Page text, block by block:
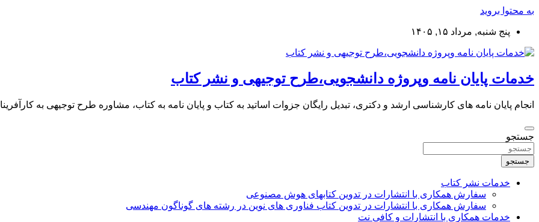
به محتوا بروید
پنج شنبه, مرداد ۱۵, ۱۴۰۵
خدمات پایان نامه وپروژه دانشجویی،طرح توجیهی و نشر کتاب
انجام پایان نامه های کارشناسی ارشد و دکتری، تبدیل رایگان جزوات اساتید به کتاب و پایان نامه به کتاب، مشاوره طرح توجیهی به
جستجو
جستجو
خدمات نشر کتاب
سفارش همکاری با انتشارات در تدوین کتابهای هوش مصنوعی
سفارش همکاری با انتشارات در تدوین کتاب فناوری های نوین در رشته های گوناگون مهندسی
خدمات همکاری با انتشارات و کافی نت